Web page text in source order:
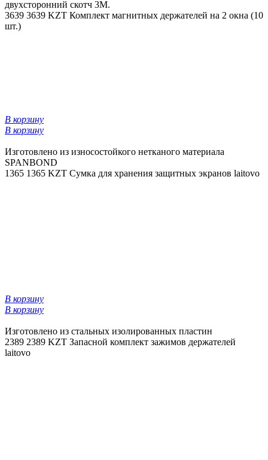
двухсторонний скотч 3М.
3639 3639 KZT Комплект магнитных держателей на 2 окна (10
шт.)
В корзину
В корзину
Изготовлено из износостойкого нетканого материала
SPANBOND
1365 1365 KZT Сумка для хранения защитных экранов laitovo
В корзину
В корзину
Изготовлено из стальных изолированных пластин
2389 2389 KZT Запасной комплект зажимов держателей
laitovo